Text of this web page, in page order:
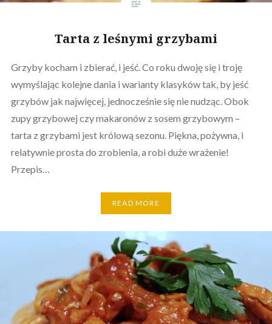
Tarta z leśnymi grzybami
Grzyby kocham i zbierać, i jeść. Co roku dwoję się i troję
wymyślając kolejne dania i warianty klasyków tak, by jeść
grzybów jak najwięcej, jednocześnie się nie nudząc. Obok
zupy grzybowej czy makaronów z sosem grzybowym –
tarta z grzybami jest królową sezonu. Piękna, pożywna, i
relatywnie prosta do zrobienia, a robi duże wrażenie!
Przepis…
READ MORE